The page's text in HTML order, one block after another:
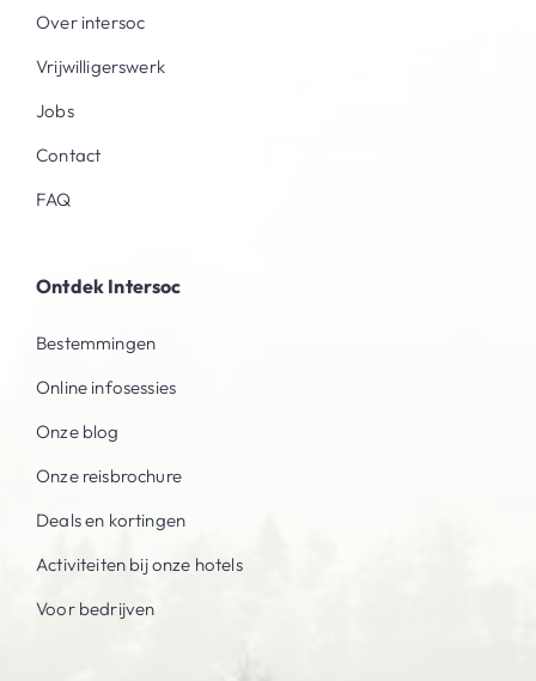
Over intersoc
Vrijwilligerswerk
Jobs
Contact
FAQ
Ontdek Intersoc
Bestemmingen
Online infosessies
Onze blog
Onze reisbrochure
Deals en kortingen
Activiteiten bij onze hotels
Voor bedrijven